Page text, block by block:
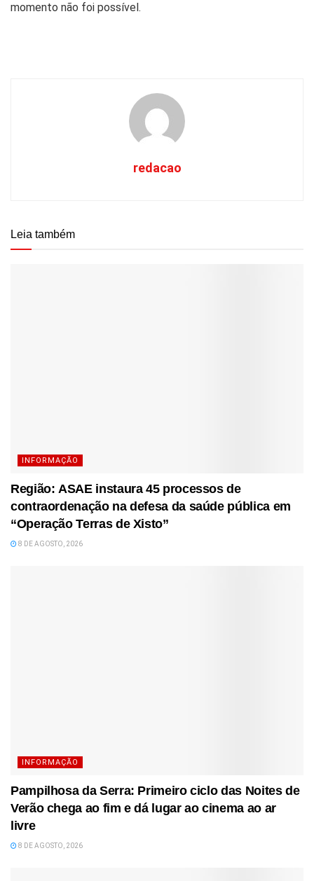
momento não foi possível.
redacao
Leia também
INFORMAÇÃO
Região: ASAE instaura 45 processos de
contraordenação na defesa da saúde pública em
“Operação Terras de Xisto”
8 DE AGOSTO, 2026
INFORMAÇÃO
Pampilhosa da Serra: Primeiro ciclo das Noites de
Verão chega ao fim e dá lugar ao cinema ao ar
livre
8 DE AGOSTO, 2026